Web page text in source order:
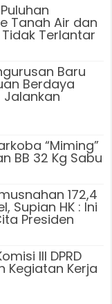
Tanah Air dan
Terlantar
Baru
Berdaya
Jalankan
“Miming”
BB 32 Kg Sabu
172,4
Supian HK : Ini
Presiden
III DPRD
Kegiatan Kerja